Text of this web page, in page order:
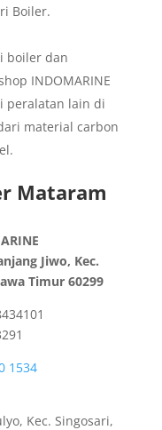
Boiler.
boiler dan
INDOMARINE
peralatan lain di
material carbon
Mataram
Jiwo, Kec.
Timur 60299
1534
Kec. Singosari,